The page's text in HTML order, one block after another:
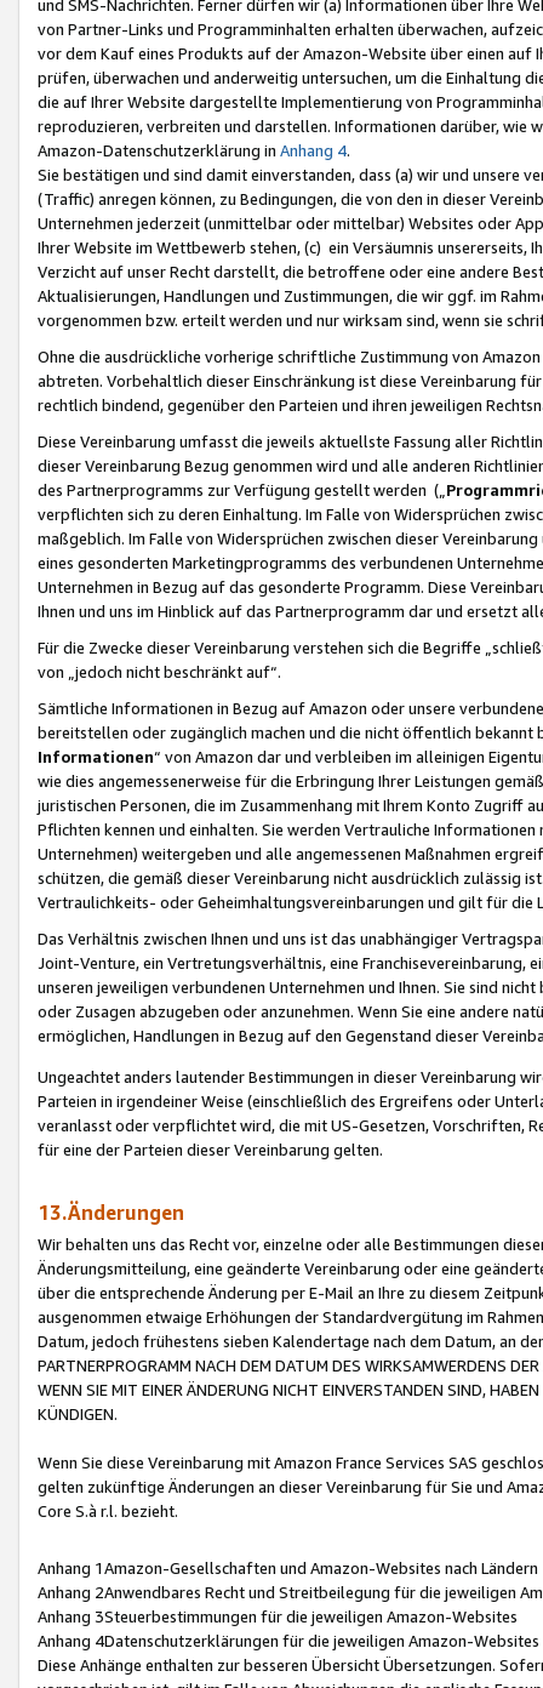
und SMS-Nachrichten. Ferner dürfen wir (a) Informationen über Ihre
von Partner-Links und Programminhalten erhalten überwachen,
vor dem Kauf eines Produkts auf der Amazon-Website über einen
prüfen, überwachen und anderweitig untersuchen, um die Einhaltung
die auf Ihrer Website dargestellte Implementierung von
reproduzieren, verbreiten und darstellen. Informationen darüber, wie
Amazon-Datenschutzerklärung in Anhang 4.
Sie bestätigen und sind damit einverstanden, dass (a) wir und
(Traffic) anregen können, zu Bedingungen, die von den in dieser
Unternehmen jederzeit (unmittelbar oder mittelbar) Websites oder
Ihrer Website im Wettbewerb stehen, (c) ein Versäumnis unsererseits,
Verzicht auf unser Recht darstellt, die betroffene oder eine andere
Aktualisierungen, Handlungen und Zustimmungen, die wir ggf. im
vorgenommen bzw. erteilt werden und nur wirksam sind, wenn sie
Ohne die ausdrückliche vorherige schriftliche Zustimmung von
abtreten. Vorbehaltlich dieser Einschränkung ist diese Vereinbarung
rechtlich bindend, gegenüber den Parteien und ihren jeweiligen
Diese Vereinbarung umfasst die jeweils aktuellste Fassung aller
dieser Vereinbarung Bezug genommen wird und alle anderen
des Partnerprogramms zur Verfügung gestellt werden („
verpflichten sich zu deren Einhaltung. Im Falle von Widersprüchen
maßgeblich. Im Falle von Widersprüchen zwischen dieser
eines gesonderten Marketingprogramms des verbundenen
Unternehmen in Bezug auf das gesonderte Programm. Diese
Ihnen und uns im Hinblick auf das Partnerprogramm dar und ersetzt
Für die Zwecke dieser Vereinbarung verstehen sich die Begriffe
von „jedoch nicht beschränkt auf“.
Sämtliche Informationen in Bezug auf Amazon oder unsere
bereitstellen oder zugänglich machen und die nicht öffentlich
Informationen“ von Amazon dar und verbleiben im alleinigen
wie dies angemessenerweise für die Erbringung Ihrer Leistungen
juristischen Personen, die im Zusammenhang mit Ihrem Konto
Pflichten kennen und einhalten. Sie werden Vertrauliche
Unternehmen) weitergeben und alle angemessenen Maßnahmen
schützen, die gemäß dieser Vereinbarung nicht ausdrücklich zulässig
Vertraulichkeits- oder Geheimhaltungsvereinbarungen und gilt für die
Das Verhältnis zwischen Ihnen und uns ist das unabhängiger
Joint-Venture, ein Vertretungsverhältnis, eine Franchisevereinbarung,
unseren jeweiligen verbundenen Unternehmen und Ihnen. Sie sind
oder Zusagen abzugeben oder anzunehmen. Wenn Sie eine andere
ermöglichen, Handlungen in Bezug auf den Gegenstand dieser
Ungeachtet anders lautender Bestimmungen in dieser Vereinbarung
Parteien in irgendeiner Weise (einschließlich des Ergreifens oder
veranlasst oder verpflichtet wird, die mit US-Gesetzen, Vorschriften,
für eine der Parteien dieser Vereinbarung gelten.
13.Änderungen
Wir behalten uns das Recht vor, einzelne oder alle Bestimmungen
Änderungsmitteilung, eine geänderte Vereinbarung oder eine
über die entsprechende Änderung per E-Mail an Ihre zu diesem
ausgenommen etwaige Erhöhungen der Standardvergütung im
Datum, jedoch frühestens sieben Kalendertage nach dem Datum, an
PARTNERPROGRAMM NACH DEM DATUM DES WIRKSAMWERDENS
WENN SIE MIT EINER ÄNDERUNG NICHT EINVERSTANDEN SIND,
KÜNDIGEN.
Wenn Sie diese Vereinbarung mit Amazon France Services SAS
gelten zukünftige Änderungen an dieser Vereinbarung für Sie und
Core S.à r.l. bezieht.
Anhang 1Amazon-Gesellschaften und Amazon-Websites nach Ländern
Anhang 2Anwendbares Recht und Streitbeilegung für die jeweiligen
Anhang 3Steuerbestimmungen für die jeweiligen Amazon-Websites
Anhang 4Datenschutzerklärungen für die jeweiligen Amazon-Websites
Diese Anhänge enthalten zur besseren Übersicht Übersetzungen.